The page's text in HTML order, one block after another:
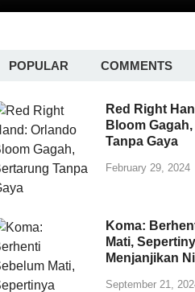
POPULAR COMMENTS
Red Right
Bloom
Tanpa Gaya
February 29, 2024
Koma:
Mati,
Menjanjikan
September 21,